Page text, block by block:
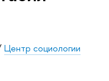
Центр социологии